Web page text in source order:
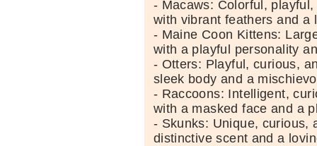
- Macaws: Colorful,
with vibrant feathers and a
- Maine Coon Kittens:
with a playful personality
- Otters: Playful, curious,
sleek body and a
- Raccoons: Intelligent,
with a masked face and a
- Skunks: Unique, curious,
distinctive scent and a